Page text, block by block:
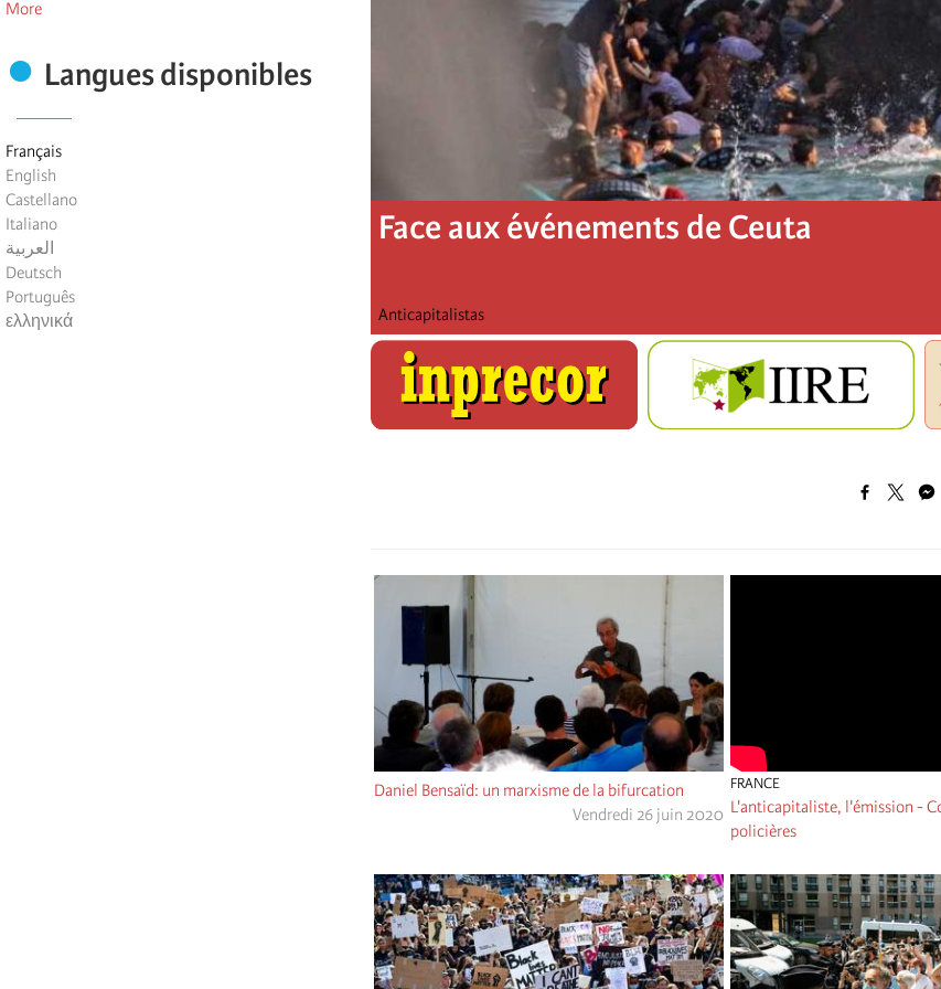
More
Langues disponibles
Français
English
Castellano
Italiano
العربية
Deutsch
Português
ελληνικά
Face aux événements de Ceuta
Anticapitalistas
Daniel Bensaïd: un marxisme de la bifurcation
Vendredi 26 juin 2020
FRANCE
L'anticapitaliste, l'émission -
policières